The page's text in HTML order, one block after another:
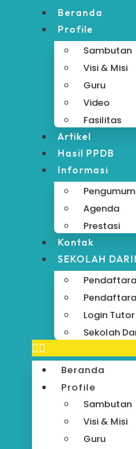
Beranda
Profile
Sambutan
Visi & Misi
Guru
Video
Fasilitas
Artikel
Hasil PPDB
Informasi
Agenda
Prestasi
Kontak
SEKOLAH
Login Tutor
Sekolah
Beranda
Profile
Sambutan
Visi & Misi
Guru